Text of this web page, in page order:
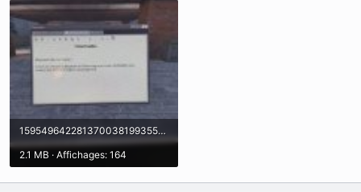
15954964228137003819935553763576.jpg
2.1 MB · Affichages: 164